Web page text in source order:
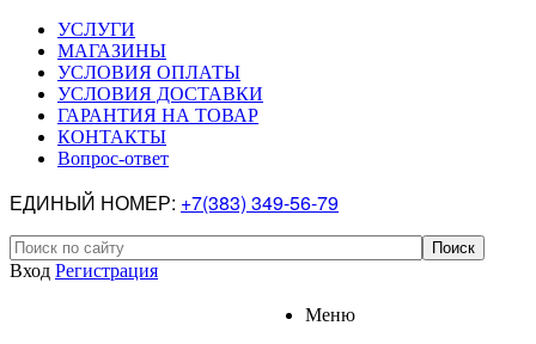
УСЛУГИ
МАГАЗИНЫ
УСЛОВИЯ ОПЛАТЫ
УСЛОВИЯ ДОСТАВКИ
ГАРАНТИЯ НА ТОВАР
КОНТАКТЫ
Вопрос-ответ
ЕДИНЫЙ НОМЕР: +7(383) 349-56-79
Вход Регистрация
Меню